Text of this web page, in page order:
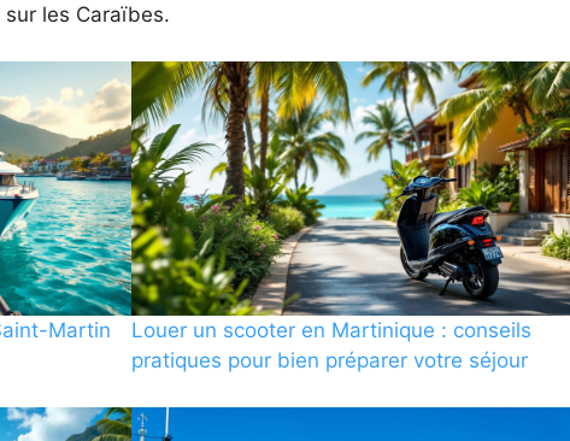
sur les Caraïbes.
Martin
Louer un scooter en Martinique : conseils
pratiques pour bien préparer votre séjour